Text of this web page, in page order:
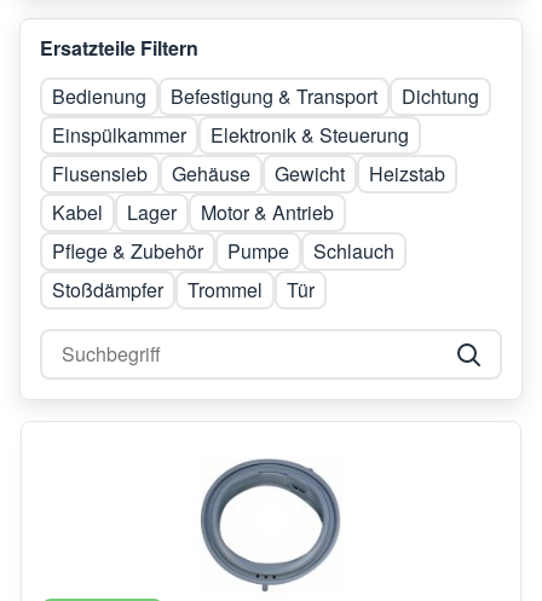
Ersatzteile Filtern
Bedienung
Befestigung & Transport
Dichtung
Einspülkammer
Elektronik & Steuerung
Flusensieb
Gehäuse Gewicht
Heizstab
Kabel
Lager
Motor & Antrieb
Pflege & Zubehör
Pumpe
Schlauch
Stoßdämpfer
Trommel Tür